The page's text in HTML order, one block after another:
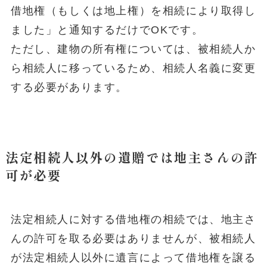
借地権（もしくは地上権）を相続により取得し
ました」と通知するだけでOKです。
ただし、建物の所有権については、被相続人か
ら相続人に移っているため、相続人名義に変更
する必要があります。
法定相続人以外の遺贈では地主さんの許
可が必要
法定相続人に対する借地権の相続では、地主さ
んの許可を取る必要はありませんが、被相続人
が法定相続人以外に遺言によって借地権を譲る